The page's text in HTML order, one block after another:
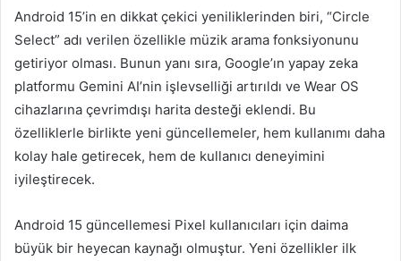
Android 15’in en dikkat çekici yeniliklerinden biri, “Circle
Select” adı verilen özellikle müzik arama fonksiyonunu
getiriyor olması. Bunun yanı sıra, Google’ın yapay zeka
platformu Gemini AI’nin işlevselliği artırıldı ve Wear OS
cihazlarına çevrimdışı harita desteği eklendi. Bu
özelliklerle birlikte yeni güncellemeler, hem kullanımı daha
kolay hale getirecek, hem de kullanıcı deneyimini
iyileştirecek.
Android 15 güncellemesi Pixel kullanıcıları için daima
büyük bir heyecan kaynağı olmuştur. Yeni özellikler ilk